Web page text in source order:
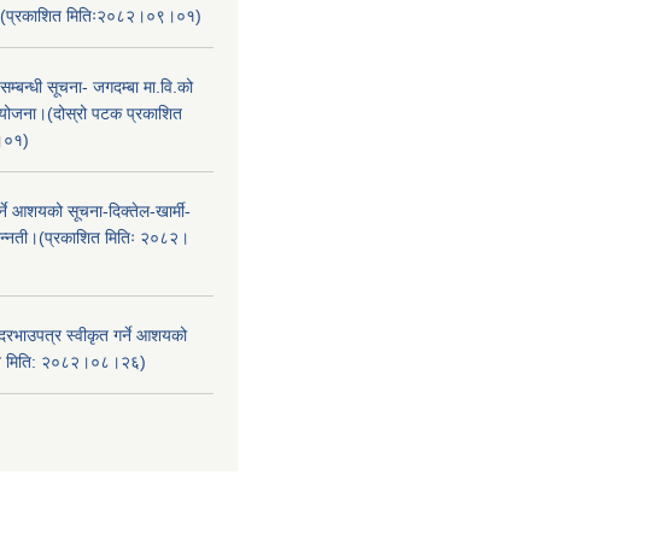
मितिः२०८२।०९।०१)
सूचना- जगदम्बा मा.वि.को
योजना।(दोस्रो पटक प्रकाशित
आशयको सूचना-दिक्तेल-खार्मी-
मितिः २०८२।
स्वीकृत गर्ने आशयको
मिति: २०८२।०८।२६)